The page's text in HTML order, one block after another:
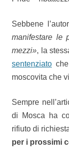
Sebbene
manifestare le
mezzi», la
sentenziato
moscovita che
Sempre
di Mosca ha
rifiuto di
per i prossimi